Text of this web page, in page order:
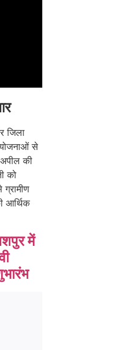
जिला
से
की
को
आर्थिक
में